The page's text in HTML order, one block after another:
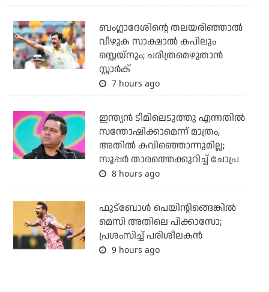
ബംഗ്ലാദേശിന്റെ തലയരിഞ്ഞാല്‍
വീഴുക സാക്ഷാല്‍ കപിലും
സ്റ്റെയ്‌നും; ചരിത്രമെഴുതാന്‍
സ്റ്റാര്‍ക്
7 hours ago
ഇന്ത്യന്‍ ടീമിലെടുത്തു എന്നതില്‍
സന്തോഷിക്കാമെന്ന് മാത്രം,
അതില്‍ കവിഞ്ഞൊന്നുമില്ല;
സൂപ്പര്‍ താരത്തെക്കുറിച്ച് ചോപ്ര
8 hours ago
ഫുട്‌ബോള്‍ പെയിന്റിങ്ങെങ്കില്‍
മെസി അതിലെ പിക്കാസോ;
പ്രശംസിച്ച് പരിശീലകന്‍
9 hours ago